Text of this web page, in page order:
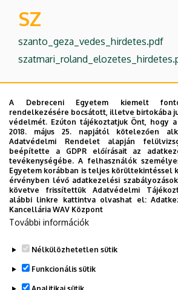
SZ
szanto_geza_vedes_hirdetes.pdf
S
sarah_kamel_elozetes_hirdetes.pdf
sarah_kamel_vedes_hirdetes.pdf
V
vitez-
Legutóbbi frissítés: 2024. 11. 21. 18:08
A Debreceni Egyetem kiemelt
rendelkezésére bocsátott, illetve birtokába
védelmét. Ezúton tájékoztatjuk Önt, hogy
2018. május 25. napjától kötelezően
Adatvédelmi Rendelet alapján
beépítette a GDPR előírásait az
tevékenységébe. A felhasználók
Egyetem korábban is teljes körültekintéssel
érvényben lévő adatkezelési
követve frissítettük Adatvédelmi
alábbi linkre kattintva olvashat el:
Kancellária WAV Központ
További információk
Nélkülözhetetlen sütik
Funkcionális sütik